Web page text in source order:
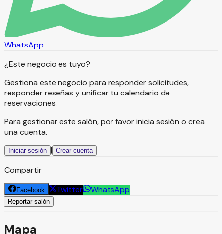
WhatsApp
¿Este negocio es tuyo?
Gestiona este negocio para responder solicitudes,
responder reseñas y unificar tu calendario de
reservaciones.
Para gestionar este salón, por favor inicia sesión o crea
una cuenta.
Iniciar sesión | Crear cuenta
Compartir
Facebook Twitter WhatsApp
Reportar salón
Mapa